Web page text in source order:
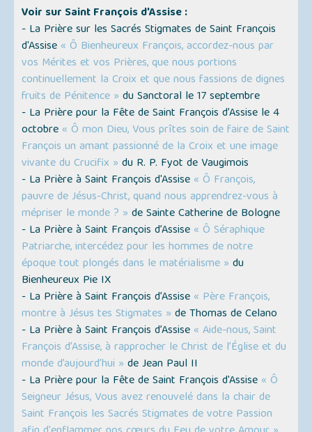
Voir sur Saint François d'Assise :
- La Prière sur les Sacrés Stigmates de Saint François
d'Assise « Ô Bienheureux François, accordez-nous par
vos Mérites et vos Prières, que nous portions
continuellement la Croix et que nous fassions de dignes
fruits de Pénitence » du Sanctoral le 17 septembre
- La Prière pour la Fête de Saint François d’Assise le 4
octobre « Ô mon Dieu, Vous prîtes soin de faire de Saint
François un amant passionné de la Croix et une image
vivante du Crucifix » du R. P. Fyot de Vaugimois
- La Prière à Saint François d'Assise « Ô François,
pauvre de Jésus-Christ, quand nous apprendrez-vous à
mépriser le monde ? » de Sainte Catherine de Bologne
- La Prière à Saint François d’Assise « Ô Séraphique
Patriarche, intercédez pour les hommes de notre
époque tout plongés dans le matérialisme » du
Bienheureux Pie IX
- La Prière à Saint François d’Assise « Père François,
montre à Jésus tes Stigmates » de Thomas de Celano
- La Prière à Saint François d’Assise « Aide-nous, Saint
François d’Assise, à rapprocher le Christ de l’Église et du
monde d’aujourd’hui » de Jean Paul II
- La Prière pour la Fête de Saint François d'Assise « Ô
Seigneur Jésus, Vous avez renouvelé dans la chair de
Saint François les Sacrés Stigmates de votre Passion